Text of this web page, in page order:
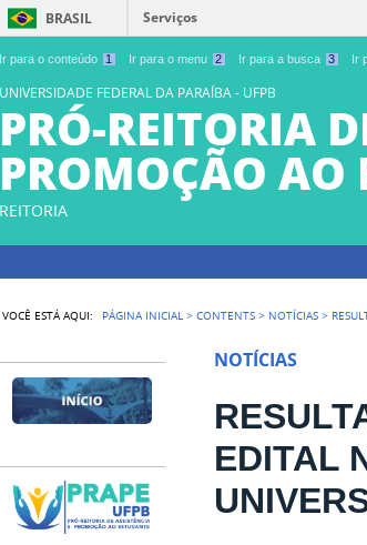
Ir para o conteúdo 1 Ir para o menu 2 Ir para a busca 3 Ir
BRASIL Serviços
UNIVERSIDADE FEDERAL DA PARAÍBA - UFPB
PRÓ-REITORIA
PROMOÇÃO AO
REITORIA
VOCÊ ESTÁ AQUI: PÁGINA INICIAL >CONTENTS > NOTÍCIAS >
NOTÍCIAS
EDITAL